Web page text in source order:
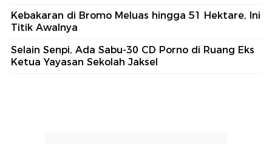
Kebakaran di Bromo Meluas hingga 51 Hektare, Ini
Titik Awalnya
Selain Senpi, Ada Sabu-30 CD Porno di Ruang Eks
Ketua Yayasan Sekolah Jaksel